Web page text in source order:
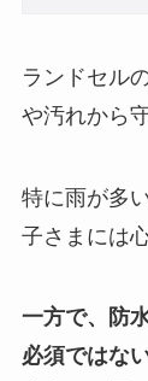
ランドセル
や汚れから
特に雨が多
子さまには
一方で、防
必須ではな